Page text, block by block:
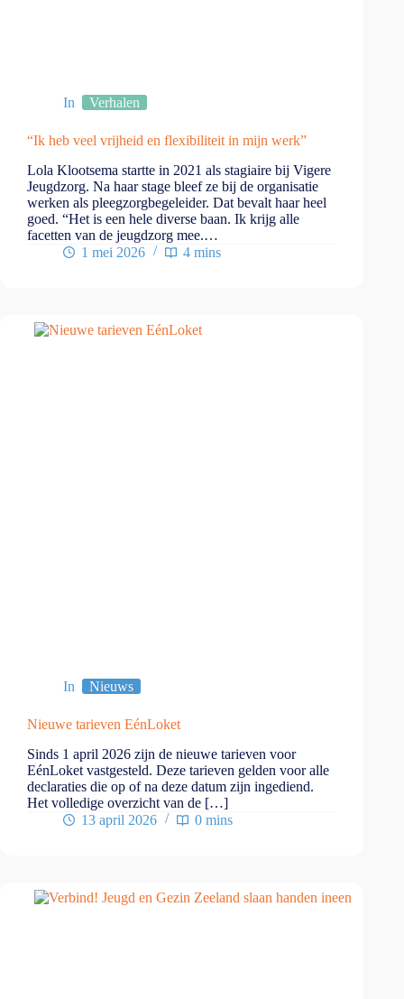
In Verhalen
“Ik heb veel vrijheid en flexibiliteit in mijn werk”
Lola Klootsema startte in 2021 als stagiaire bij Vigere
Jeugdzorg. Na haar stage bleef ze bij de organisatie
werken als pleegzorgbegeleider. Dat bevalt haar heel
goed. “Het is een hele diverse baan. Ik krijg alle
facetten van de jeugdzorg mee.…
1 mei 2026
4 mins
In Nieuws
Nieuwe tarieven EénLoket
Sinds 1 april 2026 zijn de nieuwe tarieven voor
EénLoket vastgesteld. Deze tarieven gelden voor alle
declaraties die op of na deze datum zijn ingediend.
Het volledige overzicht van de […]
13 april 2026
0 mins